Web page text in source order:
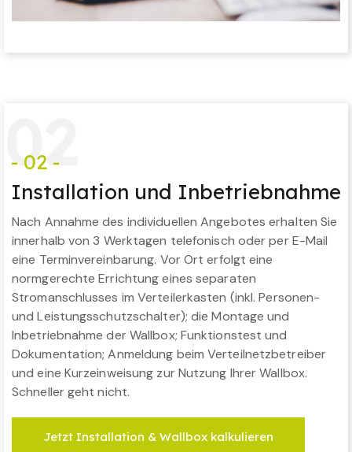
02
- 02 -
Installation und Inbetriebnahme
Nach Annahme des individuellen Angebotes erhalten Sie
innerhalb von 3 Werktagen telefonisch oder per E-Mail
eine Terminvereinbarung. Vor Ort erfolgt eine
normgerechte Errichtung eines separaten
Stromanschlusses im Verteilerkasten (inkl. Personen-
und Leistungsschutzschalter); die Montage und
Inbetriebnahme der Wallbox; Funktionstest und
Dokumentation; Anmeldung beim Verteilnetzbetreiber
und eine Kurzeinweisung zur Nutzung Ihrer Wallbox.
Schneller geht nicht.
Jetzt Installation & Wallbox kalkulieren